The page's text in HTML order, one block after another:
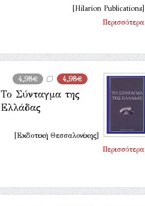
[Hilarion Publications]
Περισσότερα
4,98€ 4,98€
Το Σύνταγμα της
Ελλάδας
[Εκδοτική Θεσσαλονίκης]
Περισσότερα